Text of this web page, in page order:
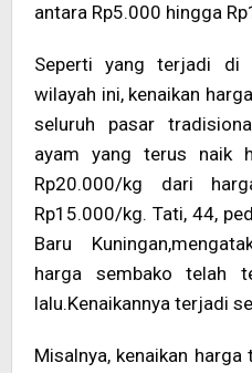
antara Rp5.000 hingga
Seperti yang terjadi di
wilayah ini, kenaikan
seluruh pasar
ayam yang terus naik
Rp20.000/kg dari
Rp15.000/kg. Tati, 44,
Baru
harga sembako telah
lalu.Kenaikannya terjadi
Misalnya, kenaikan harga